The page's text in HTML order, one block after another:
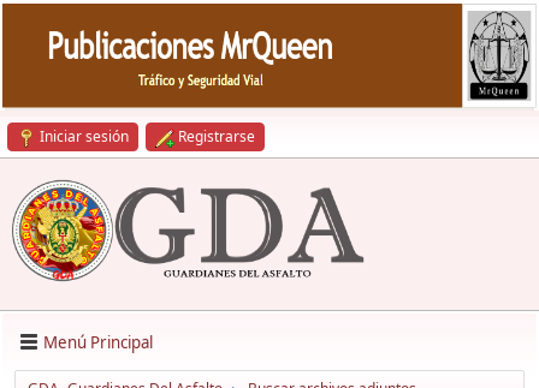
Iniciar sesión Registrarse
Menú Principal